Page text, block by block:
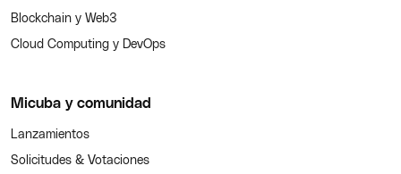
Blockchain y Web3
Cloud Computing y DevOps
Micuba y comunidad
Lanzamientos
Solicitudes & Votaciones